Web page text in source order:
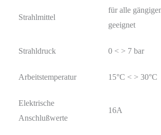
Strahlmittel
für alle
geeignet
Strahldruck 0 < > 7 bar
Arbeitstemperatur 15°C < > 30°C
Elektrische
Anschlußwerte
16A